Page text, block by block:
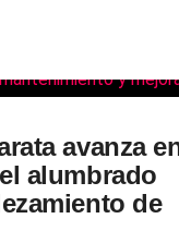
avanza
alumbrado
de